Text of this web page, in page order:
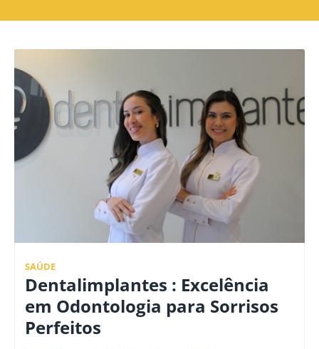
SAÚDE
Dentalimplantes : Excelência
em Odontologia para Sorrisos
Perfeitos